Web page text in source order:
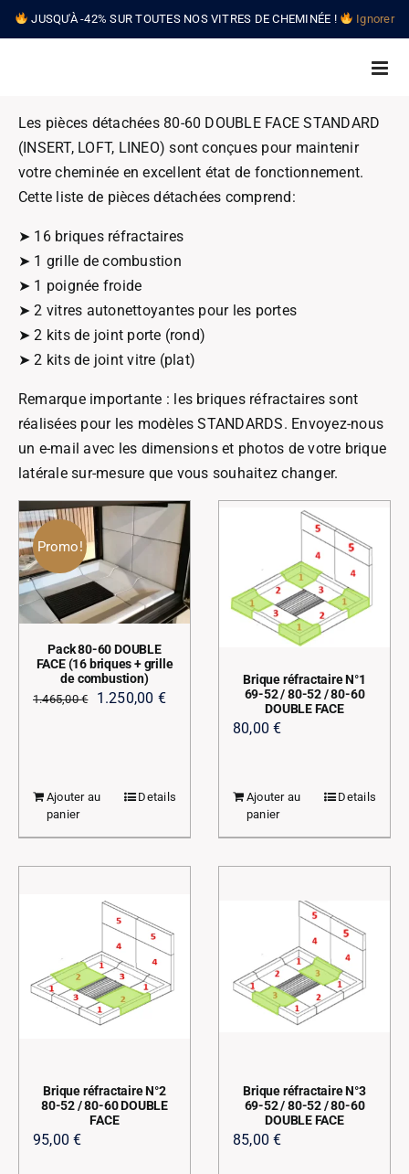
JUSQU'À -42% SUR TOUTES NOS VITRES DE CHEMINÉE ! Ignorer
Skip
to
Les pièces détachées 80-60 DOUBLE FACE STANDARD
(INSERT, LOFT, LINEO) sont conçues pour maintenir
votre cheminée en excellent état de fonctionnement.
Cette liste de pièces détachées comprend:
➤ 16 briques réfractaires
➤ 1 grille de combustion
➤ 1 poignée froide
➤ 2 vitres autonettoyantes pour les portes
➤ 2 kits de joint porte (rond)
➤ 2 kits de joint vitre (plat)
Remarque importante : les briques réfractaires sont
réalisées pour les modèles STANDARDS. Envoyez-nous
un e-mail avec les dimensions et photos de votre brique
latérale sur-mesure que vous souhaitez changer.
Promo!
Pack 80-60 DOUBLE
FACE (16 briques + grille
de combustion)
1.465,00€
Le
1.465,00 €.
1.250,00 €Le
1.250,00 €.
Ajouter au
panier
Details
Brique réfractaire N°1
69-52 / 80-52 / 80-60
DOUBLE FACE
80,00€
Ajouter au
panier
Details
Brique réfractaire N°2
80-52 / 80-60 DOUBLE
FACE
95,00€
Brique réfractaire N°3
69-52 / 80-52 / 80-60
DOUBLE FACE
85,00€